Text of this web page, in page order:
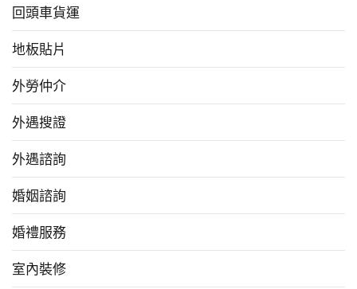
回頭車貨運
地板貼片
外勞仲介
外遇搜證
外遇諮詢
婚姻諮詢
婚禮服務
室內裝修